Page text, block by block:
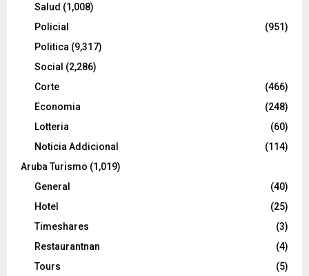
Salud (1,008)
Policial
(951)
Politica (9,317)
Social (2,286)
Corte
(466)
Economia
(248)
Lotteria
(60)
Noticia Addicional
(114)
Aruba Turismo (1,019)
General
(40)
Hotel
(25)
Timeshares
(3)
Restaurantnan
(4)
Tours
(5)